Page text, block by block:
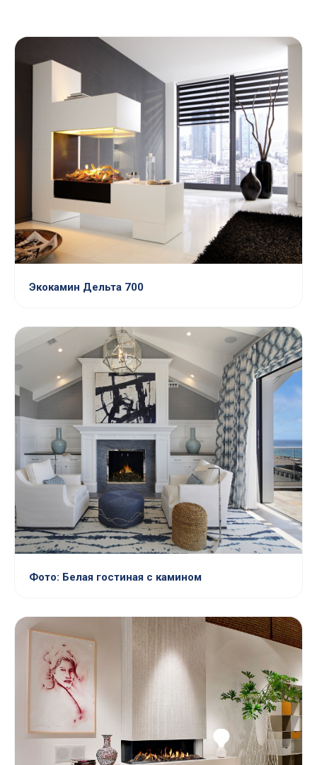
Экокамин Дельта 700
Фото: Белая гостиная с камином